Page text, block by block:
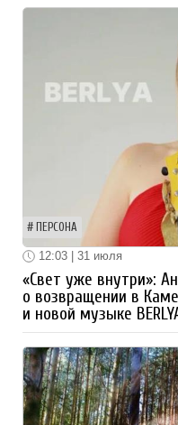
ПЕРСОНА
12:03 | 31 июля
«Свет уже внутри»:
о возвращении в
и новой музыке